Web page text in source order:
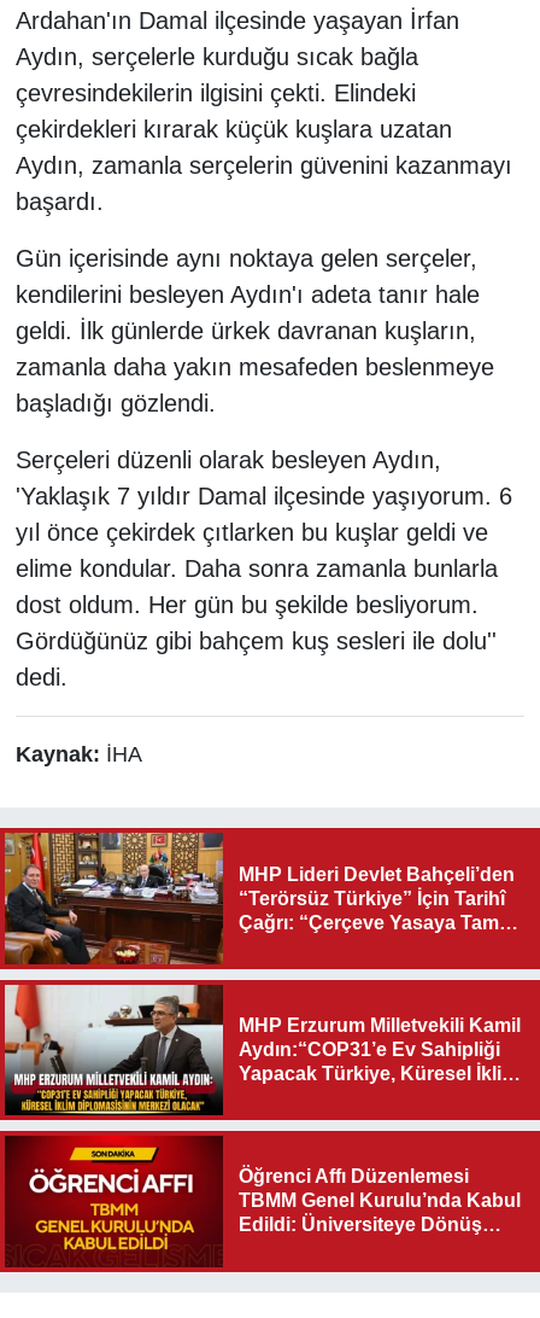
Ardahan'ın Damal ilçesinde yaşayan İrfan
Aydın, serçelerle kurduğu sıcak bağla
çevresindekilerin ilgisini çekti. Elindeki
çekirdekleri kırarak küçük kuşlara uzatan
Aydın, zamanla serçelerin güvenini kazanmayı
başardı.
Gün içerisinde aynı noktaya gelen serçeler,
kendilerini besleyen Aydın'ı adeta tanır hale
geldi. İlk günlerde ürkek davranan kuşların,
zamanla daha yakın mesafeden beslenmeye
başladığı gözlendi.
Serçeleri düzenli olarak besleyen Aydın,
'Yaklaşık 7 yıldır Damal ilçesinde yaşıyorum. 6
yıl önce çekirdek çıtlarken bu kuşlar geldi ve
elime kondular. Daha sonra zamanla bunlarla
dost oldum. Her gün bu şekilde besliyorum.
Gördüğünüz gibi bahçem kuş sesleri ile dolu''
dedi.
Kaynak: İHA
MHP Lideri Devlet Bahçeli’den
“Terörsüz Türkiye” İçin Tarihî
Çağrı: “Çerçeve Yasaya Tam
MHP Erzurum Milletvekili Kamil
Aydın:“COP31’e Ev Sahipliği
Yapacak Türkiye, Küresel İklim
Olacak"
Öğrenci Affı Düzenlemesi
TBMM Genel Kurulu’nda Kabul
Edildi: Üniversiteye Dönüş